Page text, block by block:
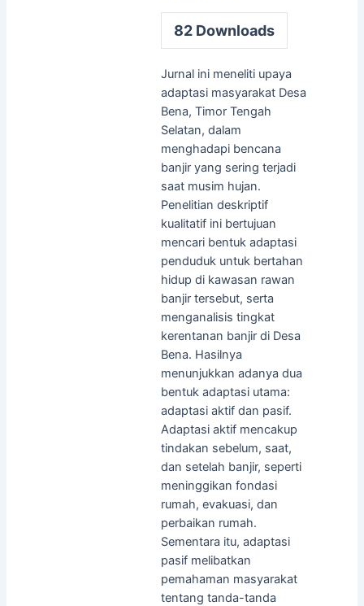
82Downloads
Jurnal ini meneliti upaya
adaptasi masyarakat Desa
Bena, Timor Tengah
Selatan, dalam
menghadapi bencana
banjir yang sering terjadi
saat musim hujan.
Penelitian deskriptif
kualitatif ini bertujuan
mencari bentuk adaptasi
penduduk untuk bertahan
hidup di kawasan rawan
banjir tersebut, serta
menganalisis tingkat
kerentanan banjir di Desa
Bena. Hasilnya
menunjukkan adanya dua
bentuk adaptasi utama:
adaptasi aktif dan pasif.
Adaptasi aktif mencakup
tindakan sebelum, saat,
dan setelah banjir, seperti
meninggikan fondasi
rumah, evakuasi, dan
perbaikan rumah.
Sementara itu, adaptasi
pasif melibatkan
pemahaman masyarakat
tentang tanda-tanda